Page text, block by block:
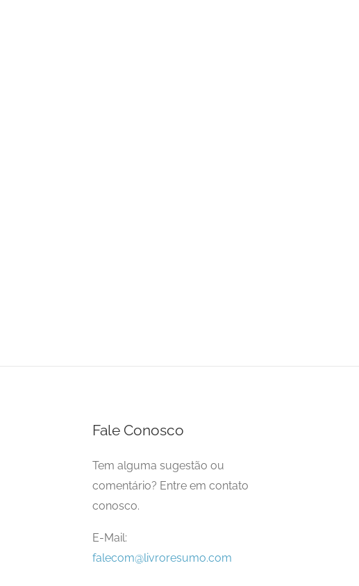
Fale Conosco
Tem alguma sugestão ou
comentário? Entre em contato
conosco.
E-Mail:
falecom@livroresumo.com